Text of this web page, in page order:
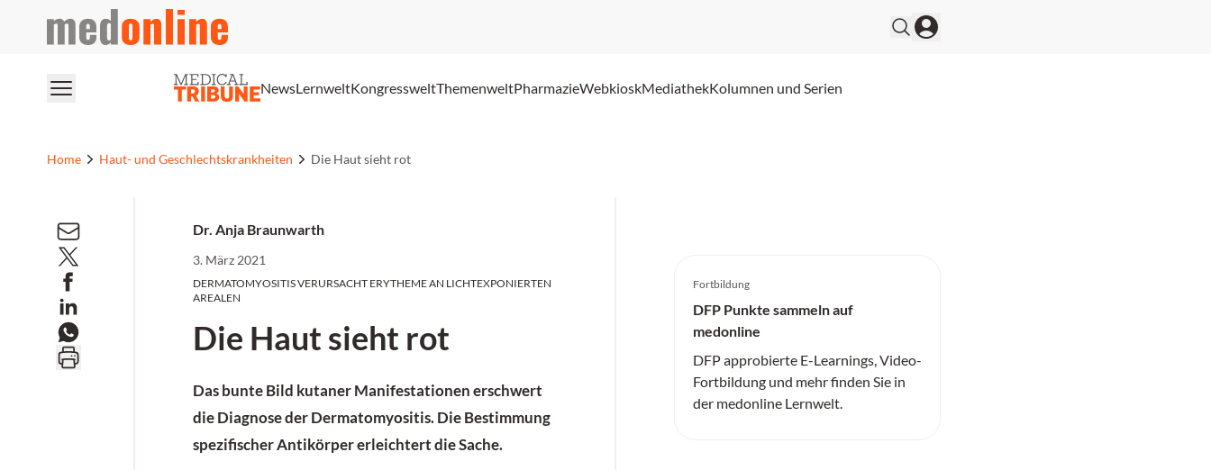
medonline
NewsLernweltKongressweltThemenweltPharmazieWebkioskMediathekKolumnen und Serien
Home Haut- und Geschlechtskrankheiten Die Haut sieht rot
Dr. Anja Braunwarth
3. März 2021
DERMATOMYOSITIS VERURSACHT ERYTHEME AN LICHTEXPONIERTEN
AREALEN
Die Haut sieht rot
Das bunte Bild kutaner Manifestationen erschwert
die Diagnose der Dermatomyositis. Die Bestimmung
spezifischer Antikörper erleichtert die Sache.
Fortbildung
DFP Punkte sammeln auf
medonline
DFP approbierte E-Learnings, Video-
Fortbildung und mehr finden Sie in
der medonline Lernwelt.